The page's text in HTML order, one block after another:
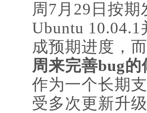
周7月29日按
Ubuntu
成预期进度，
周来完善bug
作为一个长期
受多次更新升